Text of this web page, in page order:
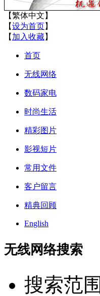
【繁体中文 】
【设为首页】
【 加入收藏】
首页
无线网络
数码家电
时尚生活
精彩图片
影视短片
常用文件
客户留言
精典回顾
English
无线网络搜索
搜索范围